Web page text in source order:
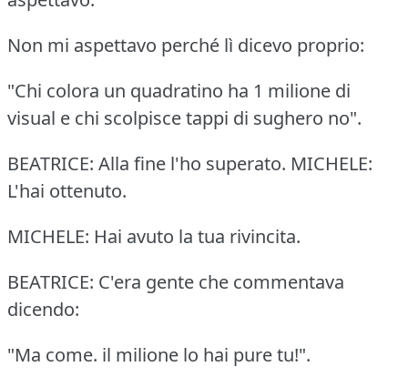
Non mi aspettavo perché lì dicevo proprio:
"Chi colora un quadratino ha 1 milione di
visual e chi scolpisce tappi di sughero no".
BEATRICE: Alla fine l'ho superato. MICHELE:
L'hai ottenuto.
MICHELE: Hai avuto la tua rivincita.
BEATRICE: C'era gente che commentava
dicendo:
"Ma come. il milione lo hai pure tu!".